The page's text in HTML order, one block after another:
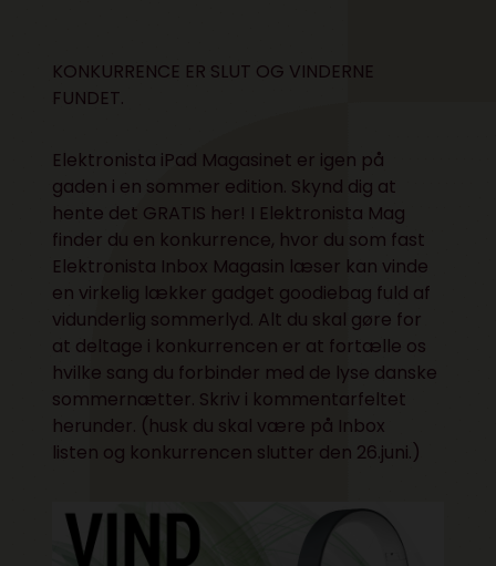
KONKURRENCE ER SLUT OG VINDERNE
FUNDET.
Elektronista iPad Magasinet er igen på
gaden i en sommer edition. Skynd dig at
hente det GRATIS her! I Elektronista Mag
finder du en konkurrence, hvor du som fast
Elektronista Inbox Magasin læser kan vinde
en virkelig lækker gadget goodiebag fuld af
vidunderlig sommerlyd. Alt du skal gøre for
at deltage i konkurrencen er at fortælle os
hvilke sang du forbinder med de lyse danske
sommernætter. Skriv i kommentarfeltet
herunder. (husk du skal være på Inbox
listen og konkurrencen slutter den 26.juni.)